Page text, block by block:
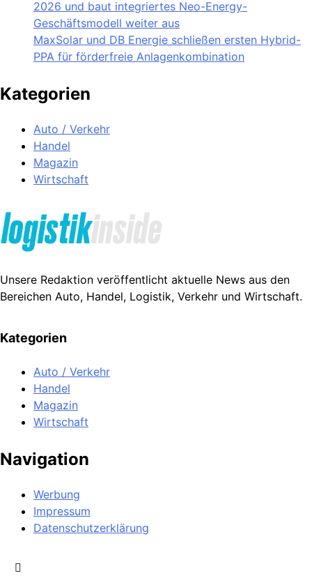
2026 und baut integriertes Neo-Energy-
Geschäftsmodell weiter aus
MaxSolar und DB Energie schließen ersten Hybrid-
PPA für förderfreie Anlagenkombination
Kategorien
Auto / Verkehr
Handel
Magazin
Wirtschaft
Unsere Redaktion veröffentlicht aktuelle News aus den
Bereichen Auto, Handel, Logistik, Verkehr und Wirtschaft.
Kategorien
Auto / Verkehr
Handel
Magazin
Wirtschaft
Navigation
Werbung
Impressum
Datenschutzerklärung